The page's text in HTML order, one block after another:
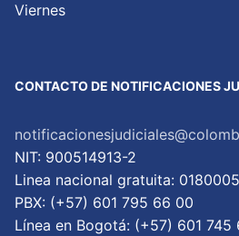
Viernes
CONTACTO DE NOTIFICACIONES
NIT: 900514913-2
Linea nacional gratuita:
PBX: (+57) 601 795 66 00
Lí­nea en Bogotá: (+57) 601 745